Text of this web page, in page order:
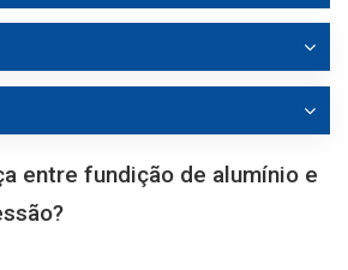
entre fundição de alumínio e